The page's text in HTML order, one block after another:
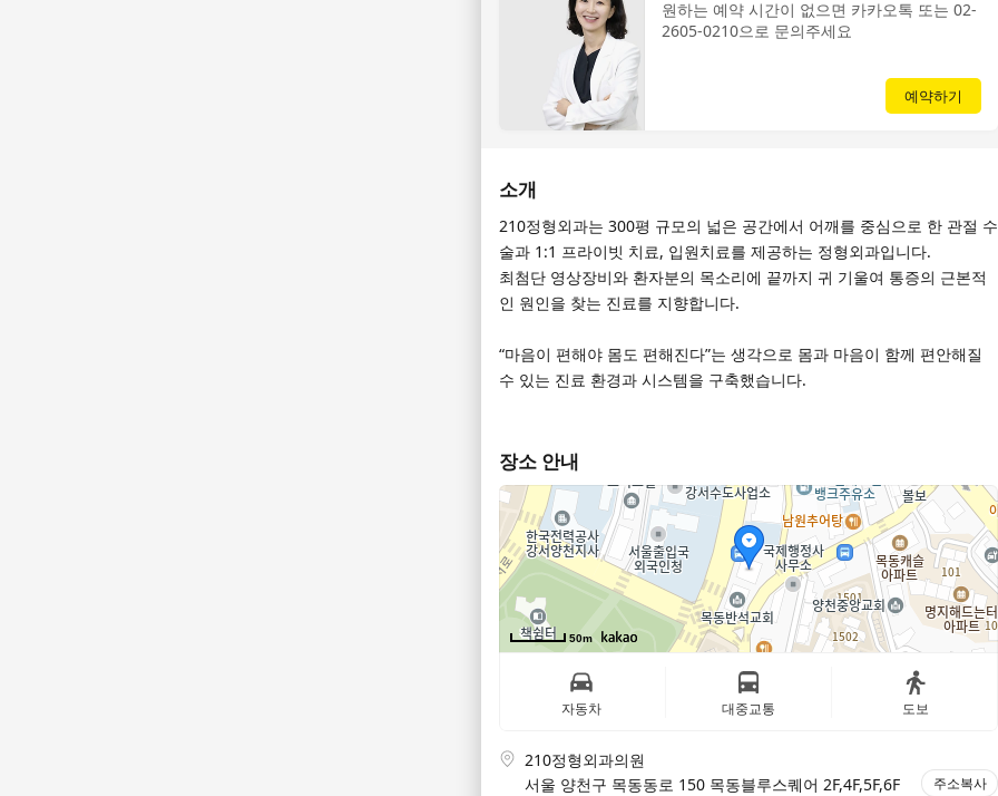
원하는 예약 시간이 없으면 카카오톡 또는 02-
2605-0210으로 문의주세요
예약하기
소개
210정형외과는 300평 규모의 넓은 공간에서 어깨를 중심으로 한 관절 수
술과 1:1 프라이빗 치료, 입원치료를 제공하는 정형외과입니다.
최첨단 영상장비와 환자분의 목소리에 끝까지 귀 기울여 통증의 근본적
인 원인을 찾는 진료를 지향합니다.
“마음이 편해야 몸도 편해진다”는 생각으로 몸과 마음이 함께 편안해질
수 있는 진료 환경과 시스템을 구축했습니다.
장소 안내
50m
자동차 대중교통 도보
210정형외과의원
서울 양천구 목동동로 150 목동블루스퀘어 2F,4F,5F,6F
주소복사